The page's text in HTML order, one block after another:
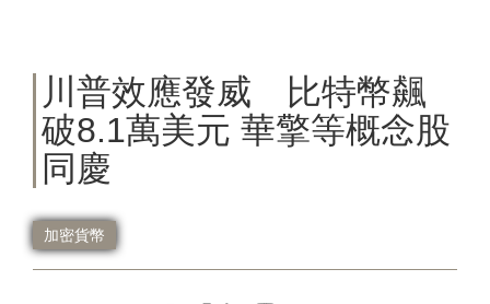
川普效應發威 比特幣飆
破8.1萬美元 華擎等概念股
同慶
加密貨幣